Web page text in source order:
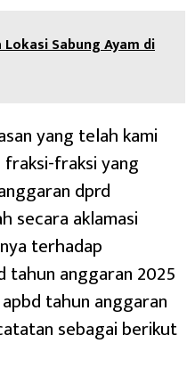
Sabung Ayam di
yang telah kami
fraksi yang
dprd
secara aklamasi
terhadap
tahun anggaran 2025
tahun anggaran
sebagai berikut